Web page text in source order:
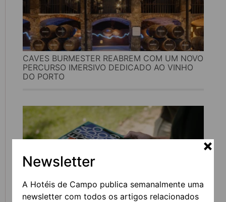
Newsletter
A Hotéis de Campo publica semanalmente uma
newsletter com todos os artigos relacionados
CAVES BURMESTER REABREM COM UM NOVO
PERCURSO IMERSIVO DEDICADO AO VINHO
DO PORTO